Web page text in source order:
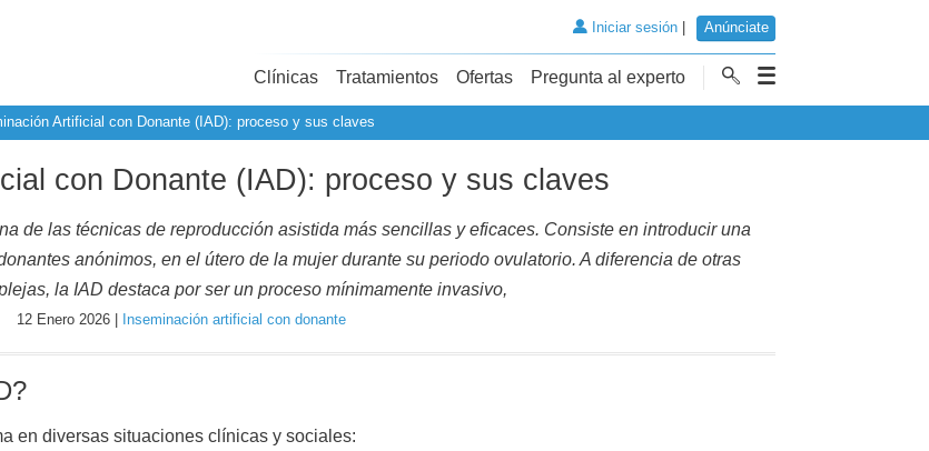
Iniciar sesión| Anúnciate
Clínicas Tratamientos Ofertas Pregunta al experto
Artificial con Donante (IAD): proceso y sus claves
con Donante (IAD): proceso y sus claves
de las técnicas de reproducción asistida más sencillas y eficaces. Consiste en introducir una
anónimos, en el útero de la mujer durante su periodo ovulatorio. A diferencia de otras
la IAD destaca por ser un proceso mínimamente invasivo,
12 Enero 2026 | Inseminación artificial con donante
en diversas situaciones clínicas y sociales: